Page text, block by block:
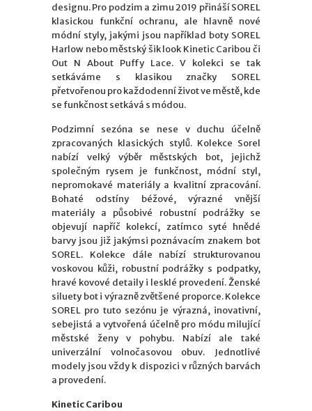
designu. Pro podzim a zimu 2019 přináší SOREL
klasickou funkční ochranu, ale hlavně nové
módní styly, jakými jsou například boty SOREL
Harlow nebo městský šik look Kinetic Caribou či
Out N About Puffy Lace. V kolekci se tak
setkáváme s klasikou značky SOREL
přetvořenou pro každodenní život ve městě, kde
se funkčnost setkává s módou.
Podzimní sezóna se nese v duchu účelně
zpracovaných klasických stylů. Kolekce Sorel
nabízí velký výběr městských bot, jejichž
společným rysem je funkčnost, módní styl,
nepromokavé materiály a kvalitní zpracování.
Bohaté odstíny béžové, výrazné vnější
materiály a působivé robustní podrážky se
objevují napříč kolekcí, zatímco syté hnědé
barvy jsou již jakýmsi poznávacím znakem bot
SOREL. Kolekce dále nabízí strukturovanou
voskovou kůži, robustní podrážky s podpatky,
hravé kovové detaily i lesklé provedení. Ženské
siluety bot i výrazně zvětšené proporce. Kolekce
SOREL pro tuto sezónu je výrazná, inovativní,
sebejistá a vytvořená účelně pro módu milující
městské ženy v pohybu. Nabízí ale také
univerzální volnočasovou obuv. Jednotlivé
modely jsou vždy k dispozici v různých barvách
a provedení.
Kinetic Caribou